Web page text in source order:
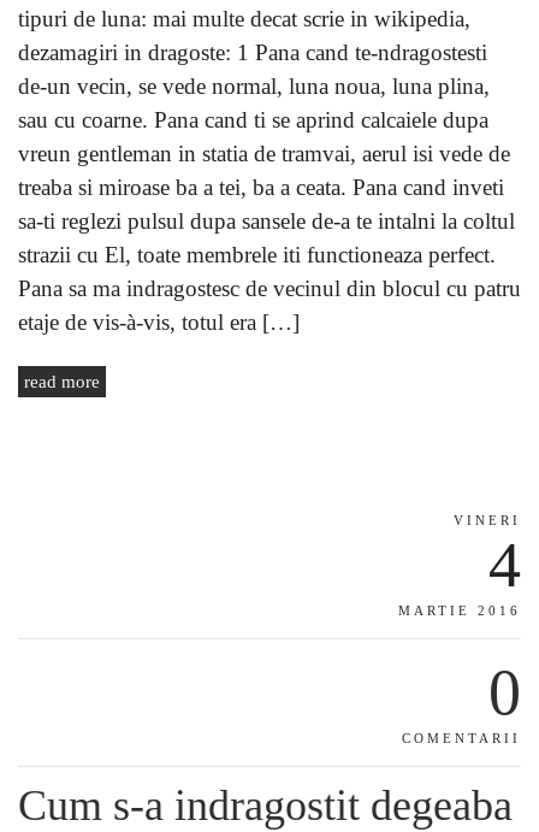
tipuri de luna: mai multe decat scrie in wikipedia,
dezamagiri in dragoste: 1 Pana cand te-ndragostesti
de-un vecin, se vede normal, luna noua, luna plina,
sau cu coarne. Pana cand ti se aprind calcaiele dupa
vreun gentleman in statia de tramvai, aerul isi vede de
treaba si miroase ba a tei, ba a ceata. Pana cand inveti
sa-ti reglezi pulsul dupa sansele de-a te intalni la coltul
strazii cu El, toate membrele iti functioneaza perfect.
Pana sa ma indragostesc de vecinul din blocul cu patru
etaje de vis-à-vis, totul era […]
read more
VINERI
4
MARTIE 2016
0
COMENTARII
Cum s-a indragostit degeaba